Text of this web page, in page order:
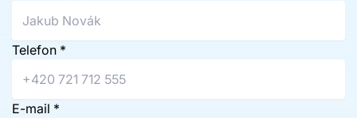
Telefon *
E-mail *